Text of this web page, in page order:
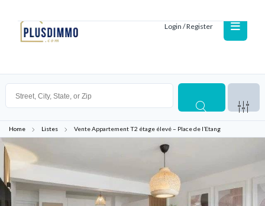
Login / Register
Home Listes Vente Appartement T2 étage élevé – Place de l’Etang